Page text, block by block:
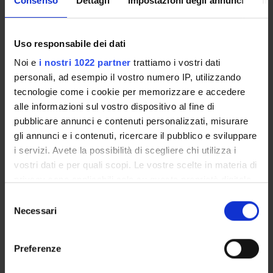
Uso responsabile dei dati
Noi e i nostri 1022 partner trattiamo i vostri dati
personali, ad esempio il vostro numero IP, utilizzando
tecnologie come i cookie per memorizzare e accedere
alle informazioni sul vostro dispositivo al fine di
pubblicare annunci e contenuti personalizzati, misurare
gli annunci e i contenuti, ricercare il pubblico e sviluppare
i servizi. Avete la possibilità di scegliere chi utilizza i
vostri dati e per quali scopi. Le vostre scelte in materia di
modificare o revocare il proprio consenso in qualsiasi
momento dalla Dichiarazione sui cookie o facendo clic
delNecessari
Preferenze
Daniele Dell'Orco
Professore associato
Valerio Marino
Ricercatore a tempo determinato
Università degli Studi di Pisa